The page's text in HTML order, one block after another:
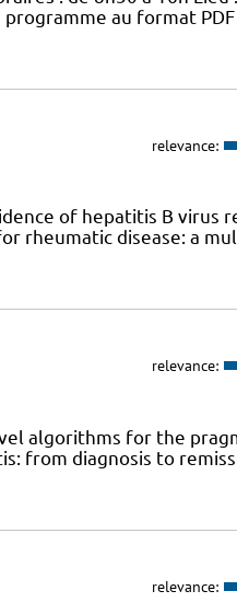
au format
relevance:
of hepatitis B virus
rheumatic disease: a
relevance:
algorithms for the
from diagnosis to
relevance: